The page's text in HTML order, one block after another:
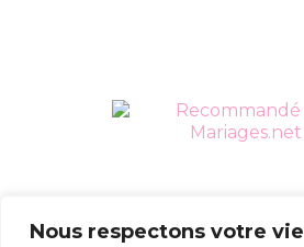
Nous respectons votre